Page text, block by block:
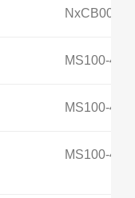
NxCB00-
MS100-
MS100-
MS100-